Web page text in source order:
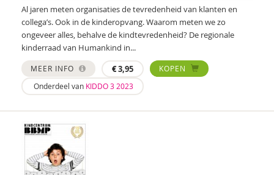
Willem de Vos
Bart Declercq
Marijke Dekker
Leontine Diemel-Tromp
Marjolein van Dijk
Wendy Doeleman
Leen Dom
Al jaren meten organisaties de tevredenheid van klanten en
collega’s. Ook in de kinderopvang. Waarom meten we zo
ongeveer alles, behalve de kindtevredenheid? De regionale
kinderraad van Humankind in...
MEER INFO €3,95
KOPEN
Onderdeel van KIDDO 3 2023